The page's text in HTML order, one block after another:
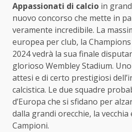
Appassionati di calcio in
nuovo concorso che mette in
veramente incredibile. La
europea per club, la
2024 vedrà la sua finale
glorioso Wembley Stadium.
attesi e di certo prestigiosi
calcistica. Le due squadre
d’Europa che si sfidano per
dalla grandi orecchie, la vecchia
Campioni.